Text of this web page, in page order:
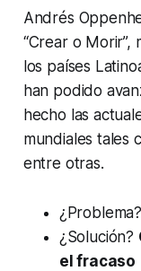
Andrés
“Crear o Morir”,
los países
han podido
hecho las
mundiales tales
entre otras.
¿Problema?
¿Solución?
el fracaso